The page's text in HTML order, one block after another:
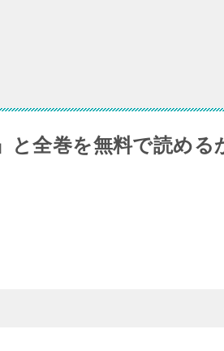
と全巻を無料で読める